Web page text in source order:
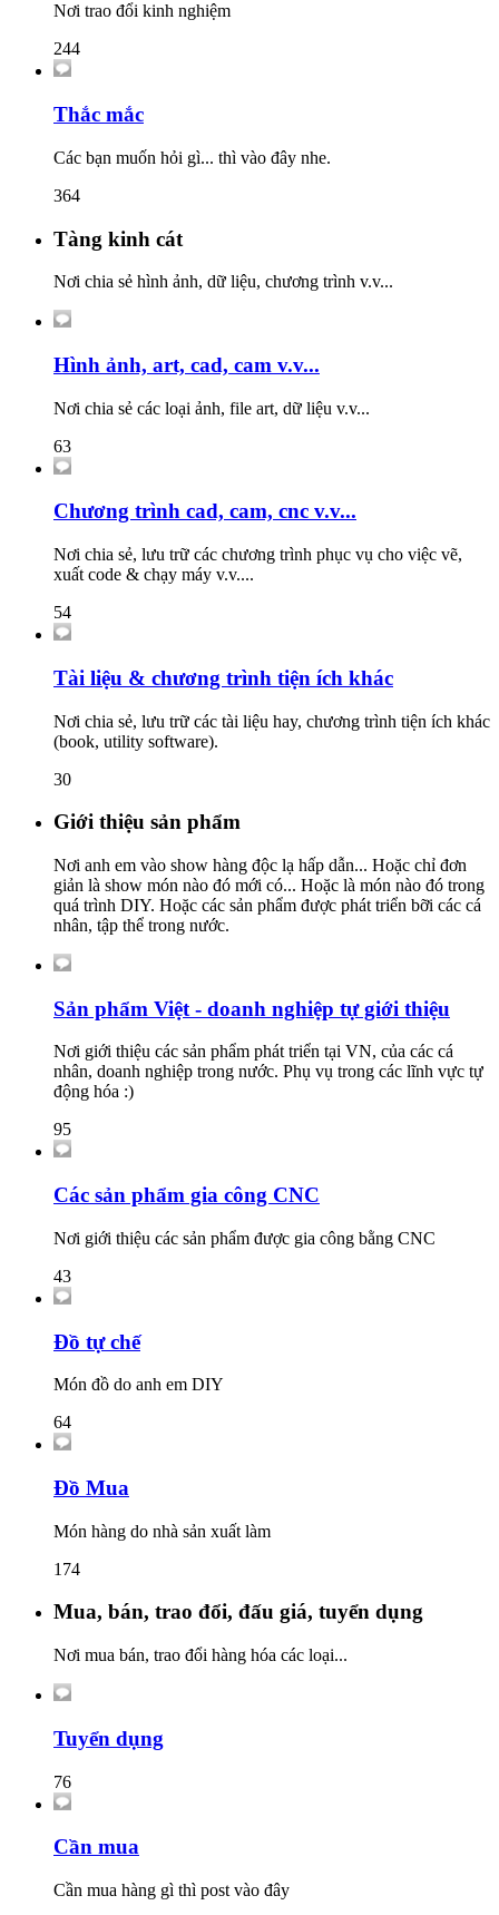
Nơi trao đổi kinh nghiệm
244
Thắc mắc
Các bạn muốn hỏi gì... thì vào đây nhe.
364
Tàng kinh cát
Nơi chia sẻ hình ảnh, dữ liệu, chương trình v.v...
Hình ảnh, art, cad, cam v.v...
Nơi chia sẻ các loại ảnh, file art, dữ liệu v.v...
63
Chương trình cad, cam, cnc v.v...
Nơi chia sẻ, lưu trữ các chương trình phục vụ cho việc vẽ,
xuất code & chạy máy v.v....
54
Tài liệu & chương trình tiện ích khác
Nơi chia sẻ, lưu trữ các tài liệu hay, chương trình tiện ích khác
(book, utility software).
30
Giới thiệu sản phẩm
Nơi anh em vào show hàng độc lạ hấp dẫn... Hoặc chỉ đơn
giản là show món nào đó mới có... Hoặc là món nào đó trong
quá trình DIY. Hoặc các sản phẩm được phát triển bỡi các cá
nhân, tập thể trong nước.
Sản phẩm Việt - doanh nghiệp tự giới thiệu
Nơi giới thiệu các sản phẩm phát triển tại VN, của các cá
nhân, doanh nghiệp trong nước. Phụ vụ trong các lĩnh vực tự
động hóa :)
95
Các sản phẩm gia công CNC
Nơi giới thiệu các sản phẩm được gia công bằng CNC
43
Đồ tự chế
Món đồ do anh em DIY
64
Đồ Mua
Món hàng do nhà sản xuất làm
174
Mua, bán, trao đổi, đấu giá, tuyển dụng
Nơi mua bán, trao đổi hàng hóa các loại...
Tuyển dụng
76
Cần mua
Cần mua hàng gì thì post vào đây